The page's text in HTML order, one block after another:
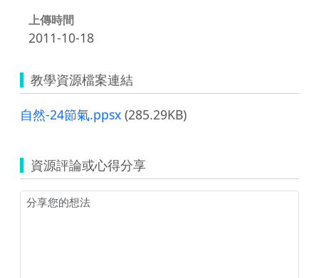
上傳時間
2011-10-18
教學資源檔案連結
自然-24節氣.ppsx (285.29KB)
資源評論或心得分享